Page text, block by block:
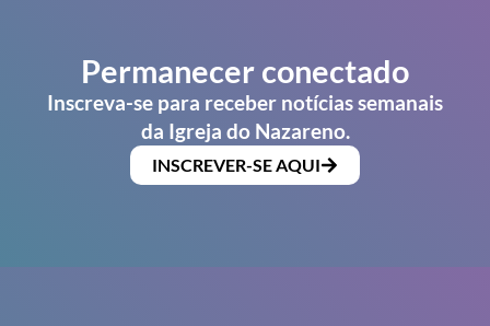
Permanecer conectado
Inscreva-se para receber notícias semanais
da Igreja do Nazareno.
INSCREVER-SE AQUI